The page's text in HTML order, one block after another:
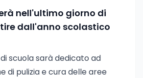
nell'ultimo giorno di
dall'anno scolastico
scuola sarà dedicato ad
di pulizia e cura delle aree